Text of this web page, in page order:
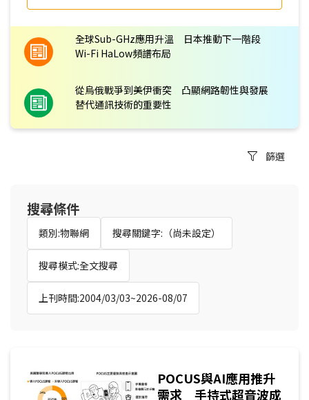
全球Sub-GHz應用升溫 日本推動下一階段
Wi-Fi HaLow頻譜布局
從烏俄戰爭到美伊衝突 凸顯網路韌性與發展
替代通訊技術的重要性
篩選
搜尋條件
類別:物聯網 搜尋關鍵字:（尚未設定）
搜尋模式:全文搜尋
上刊時間:2004/03/03~2026-08/07
POCUS與AI應用推升
需求 手持式超音波成